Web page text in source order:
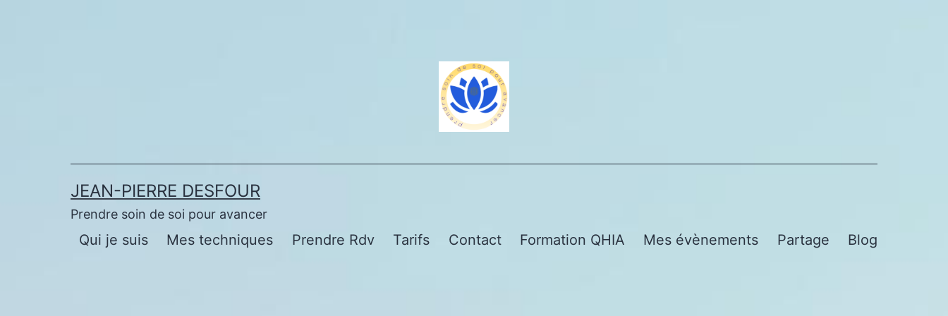
JEAN-PIERRE DESFOUR
Prendre soin de soi pour avancer
Qui je suis Mes techniques Prendre Rdv Tarifs Contact Formation QHIA Mes évènements Partage Blog